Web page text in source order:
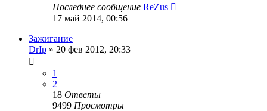
Последнее сообщение ReZus
17 май 2014, 00:56
Зажигание
DrIp » 20 фев 2012, 20:33
1
2
18 Ответы
9499 Просмотры